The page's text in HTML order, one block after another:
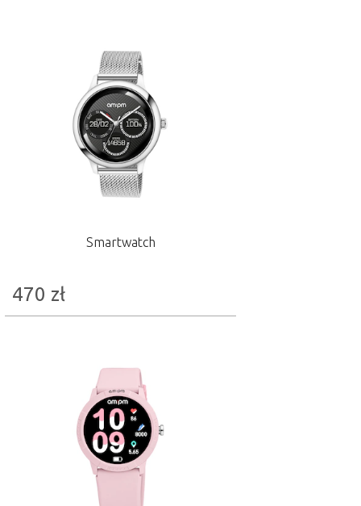
Smartwatch
470 zł